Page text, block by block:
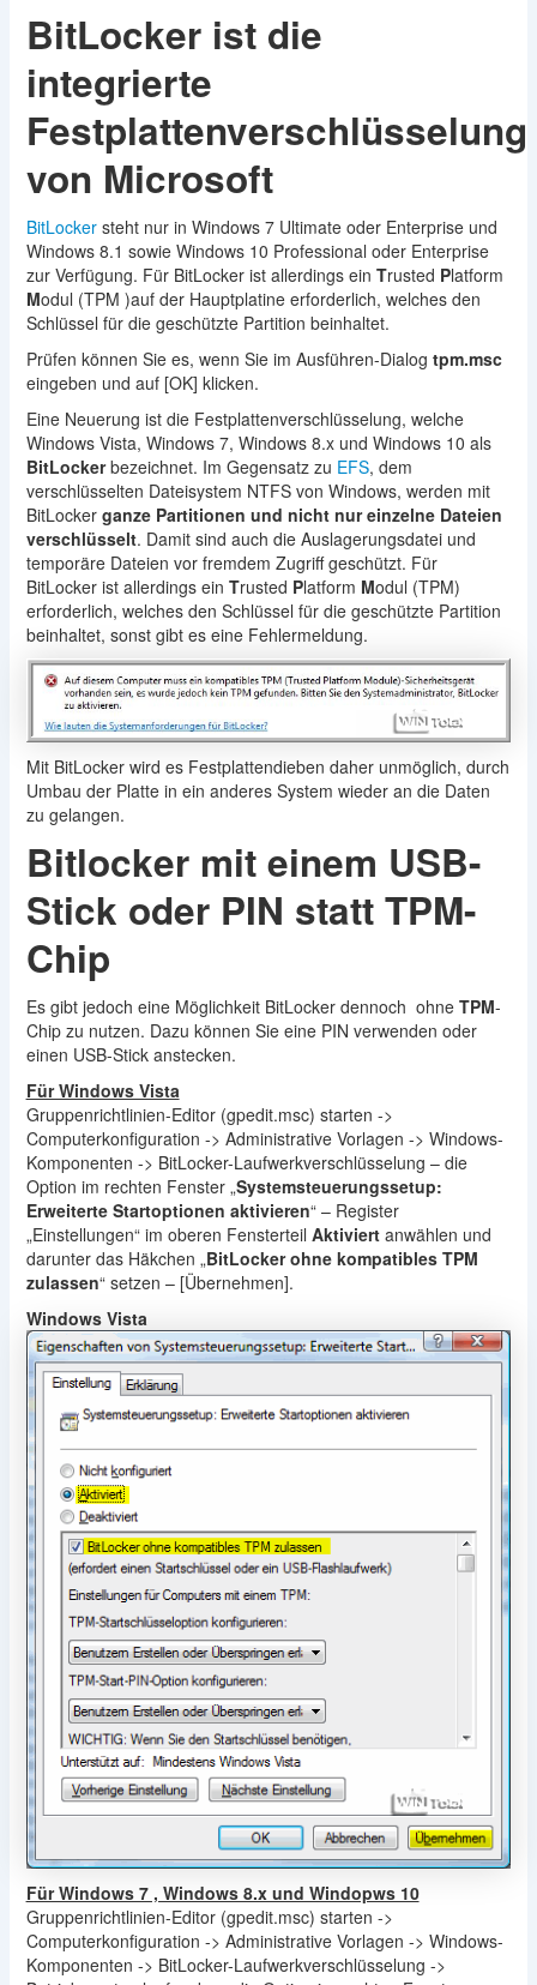
BitLocker ist die
integrierte
Festplattenverschlüsselung
von Microsoft
BitLockersteht nur in Windows 7 Ultimate oder Enterprise und
Windows 8.1 sowie Windows 10 Professional oder Enterprise
zur Verfügung. Für BitLocker ist allerdings ein Trusted Platform
Modul (TPM )auf der Hauptplatine erforderlich, welches den
Schlüssel für die geschützte Partition beinhaltet.
Prüfen können Sie es, wenn Sie im Ausführen-Dialog tpm.msc
eingeben und auf [OK] klicken.
Eine Neuerung ist die Festplattenverschlüsselung, welche
Windows Vista, Windows 7, Windows 8.x und Windows 10 als
BitLockerbezeichnet. Im Gegensatz zu EFS, dem
verschlüsselten Dateisystem NTFS von Windows, werden mit
BitLocker ganze Partitionen und nicht nur einzelne Dateien
verschlüsselt. Damit sind auch die Auslagerungsdatei und
temporäre Dateien vor fremdem Zugriff geschützt. Für
BitLocker ist allerdings ein Trusted Platform Modul (TPM)
erforderlich, welches den Schlüssel für die geschützte Partition
beinhaltet, sonst gibt es eine Fehlermeldung.
Mit BitLocker wird es Festplattendieben daher unmöglich, durch
Umbau der Platte in ein anderes System wieder an die Daten
zu gelangen.
Bitlocker mit einem USB-
Stick oder PIN statt TPM-
Chip
Es gibt jedoch eine Möglichkeit BitLocker dennoch ohne TPM-
Chip zu nutzen. Dazu können Sie eine PIN verwenden oder
einen USB-Stick anstecken.
Für Windows Vista
Gruppenrichtlinien-Editor (gpedit.msc) starten ->
Computerkonfiguration -> Administrative Vorlagen -> Windows-
Komponenten -> BitLocker-Laufwerkverschlüsselung – die
Option im rechten Fenster „Systemsteuerungssetup:
Erweiterte Startoptionen aktivieren“ – Register
„Einstellungen“ im oberen Fensterteil Aktiviertanwählen und
darunter das Häkchen „BitLocker ohne kompatibles TPM
zulassen“ setzen – [Übernehmen].
Windows Vista
Für Windows 7 , Windows 8.x und Windopws 10
Gruppenrichtlinien-Editor (gpedit.msc) starten ->
Computerkonfiguration -> Administrative Vorlagen -> Windows-
Komponenten -> BitLocker-Laufwerkverschlüsselung ->